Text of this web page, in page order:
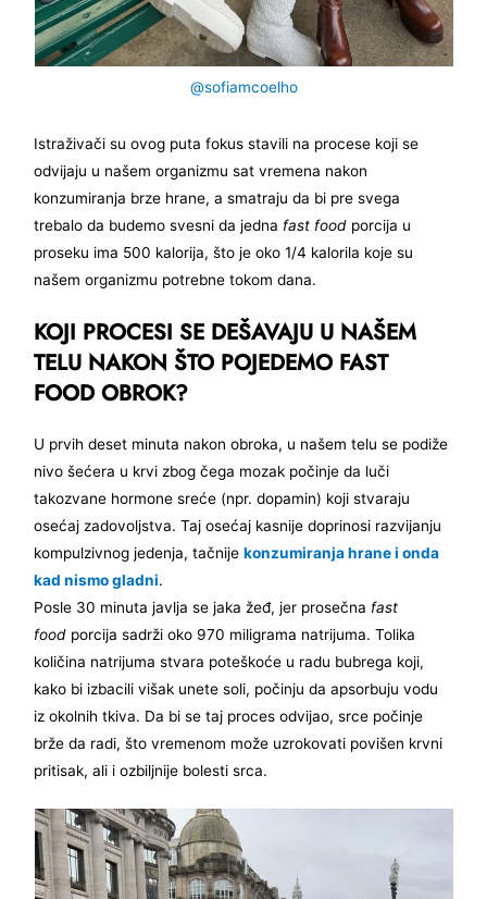
@sofiamcoelho
Istraživači su ovog puta fokus stavili na procese koji se
odvijaju u našem organizmu sat vremena nakon
konzumiranja brze hrane, a smatraju da bi pre svega
trebalo da budemo svesni da jedna fast food porcija u
proseku ima 500 kalorija, što je oko 1/4 kalorila koje su
našem organizmu potrebne tokom dana.
KOJI PROCESI SE DEŠAVAJU U NAŠEM
TELU NAKON ŠTO POJEDEMO FAST
FOOD OBROK?
U prvih deset minuta nakon obroka, u našem telu se podiže
nivo šećera u krvi zbog čega mozak počinje da luči
takozvane hormone sreće (npr. dopamin) koji stvaraju
osećaj zadovoljstva. Taj osećaj kasnije doprinosi razvijanju
kompulzivnog jedenja, tačnijekonzumiranja hrane i onda
kad nismo gladni.
Posle 30 minuta javlja se jaka žeđ, jer prosečna fast
food porcija sadrži oko 970 miligrama natrijuma. Tolika
količina natrijuma stvara poteškoće u radu bubrega koji,
kako bi izbacili višak unete soli, počinju da apsorbuju vodu
iz okolnih tkiva. Da bi se taj proces odvijao, srce počinje
brže da radi, što vremenom može uzrokovati povišen krvni
pritisak, ali i ozbiljnije bolesti srca.